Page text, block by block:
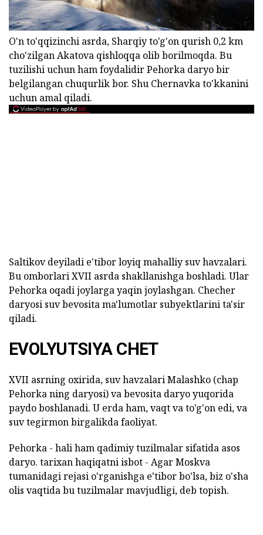
O'n to'qqizinchi asrda, Sharqiy to'g'on qurish 0,2 km
cho'zilgan Akatova qishloqqa olib borilmoqda. Bu
tuzilishi uchun ham foydalidir Pehorka daryo bir
belgilangan chuqurlik bor. Shu Chernavka to'kkanini
uchun amal qiladi.
Saltikov deyiladi e'tibor loyiq mahalliy suv havzalari.
Bu omborlari XVII asrda shakllanishga boshladi. Ular
Pehorka oqadi joylarga yaqin joylashgan. Checher
daryosi suv bevosita ma'lumotlar subyektlarini ta'sir
qiladi.
EVOLYUTSIYA CHET
XVII asrning oxirida, suv havzalari Malashko (chap
Pehorka ning daryosi) va bevosita daryo yuqorida
paydo boshlanadi. U erda ham, vaqt va to'g'on edi, va
suv tegirmon birgalikda faoliyat.
Pehorka - hali ham qadimiy tuzilmalar sifatida asos
daryo. tarixan haqiqatni isbot - Agar Moskva
tumanidagi rejasi o'rganishga e'tibor bo'lsa, biz o'sha
olis vaqtida bu tuzilmalar mavjudligi, deb topish.